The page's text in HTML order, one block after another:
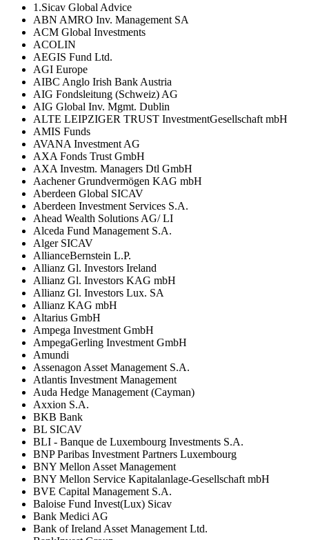
1.Sicav Global Advice
ABN AMRO Inv. Management SA
ACM Global Investments
ACOLIN
AEGIS Fund Ltd.
AGI Europe
AIBC Anglo Irish Bank Austria
AIG Fondsleitung (Schweiz) AG
AIG Global Inv. Mgmt. Dublin
ALTE LEIPZIGER TRUST InvestmentGesellschaft mbH
AMIS Funds
AVANA Investment AG
AXA Fonds Trust GmbH
AXA Investm. Managers Dtl GmbH
Aachener Grundvermögen KAG mbH
Aberdeen Global SICAV
Aberdeen Investment Services S.A.
Ahead Wealth Solutions AG/ LI
Alceda Fund Management S.A.
Alger SICAV
AllianceBernstein L.P.
Allianz Gl. Investors Ireland
Allianz Gl. Investors KAG mbH
Allianz Gl. Investors Lux. SA
Allianz KAG mbH
Altarius GmbH
Ampega Investment GmbH
AmpegaGerling Investment GmbH
Amundi
Assenagon Asset Management S.A.
Atlantis Investment Management
Auda Hedge Management (Cayman)
Axxion S.A.
BKB Bank
BL SICAV
BLI - Banque de Luxembourg Investments S.A.
BNP Paribas Investment Partners Luxembourg
BNY Mellon Asset Management
BNY Mellon Service Kapitalanlage-Gesellschaft mbH
BVE Capital Management S.A.
Baloise Fund Invest(Lux) Sicav
Bank Medici AG
Bank of Ireland Asset Management Ltd.